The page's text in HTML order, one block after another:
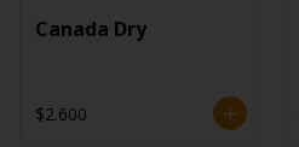
Canada Dry
$2.600